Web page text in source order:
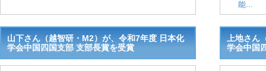
能...
山下さん（越智研・M2）が、令和7年度 日本化
学会中国四国支部 支部長賞を受賞
上地さ
学会中国